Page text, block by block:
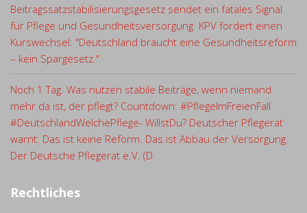
Beitragssatzstabilisierungsgesetz sendet ein fatales Signal
für Pflege und Gesundheitsversorgung KPV fordert einen
Kurswechsel: "Deutschland braucht eine Gesundheitsreform
– kein Spargesetz."
Noch 1 Tag. Was nutzen stabile Beiträge, wenn niemand
mehr da ist, der pflegt? Countdown: #PflegeImFreienFall
#DeutschlandWelchePflege- WillstDu? Deutscher Pflegerat
warnt: Das ist keine Reform. Das ist Abbau der Versorgung.
Der Deutsche Pflegerat e.V. (D
Rechtliches